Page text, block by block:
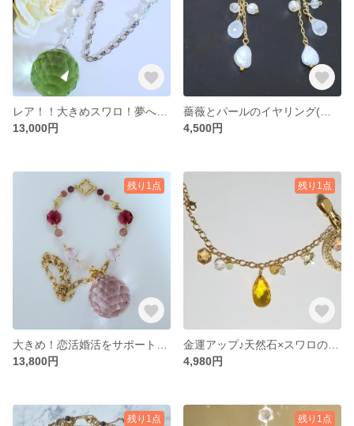
13,000円
4,500円
残り1点
13,800円
残り1点
4,980円
残り1点 残り1点